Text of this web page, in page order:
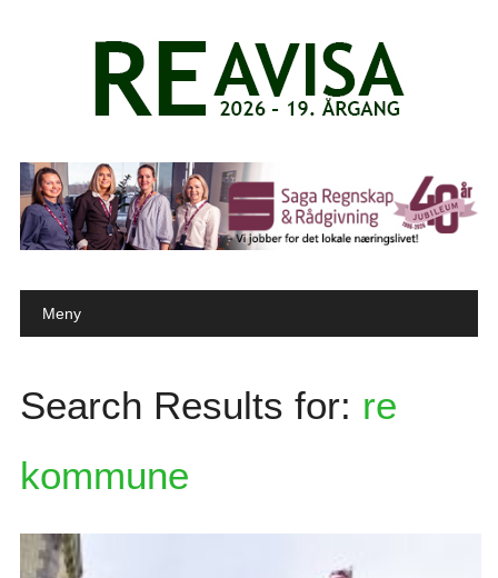
Main menu
Meny
Search Results for: re
kommune